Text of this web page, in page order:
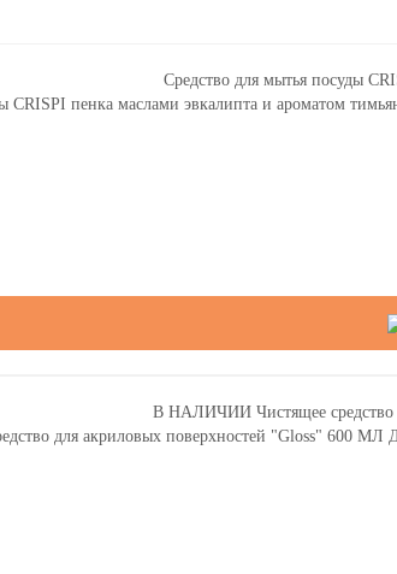
CRISPI пенка маслами эвкалипта и ароматом
для акриловых поверхностей "Gloss" 600